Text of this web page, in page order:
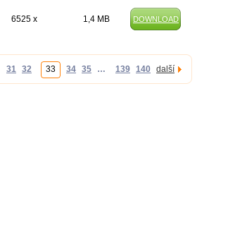
6525 x 1,4 MB DOWNLOAD
31 32 33 34 35 … 139 140 další